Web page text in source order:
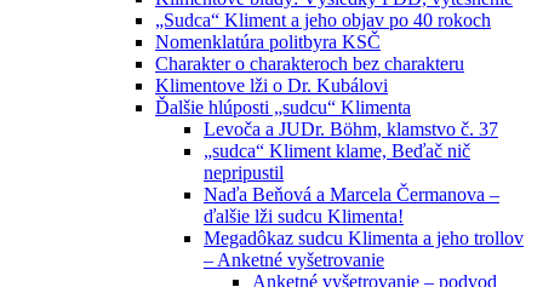
„Sudca“ Kliment a jeho objav po 40 rokoch
Nomenklatúra politbyra KSČ
Charakter o charakteroch bez charakteru
Klimentove lži o Dr. Kubálovi
Ďalšie hlúposti „sudcu“ Klimenta
Levoča a JUDr. Böhm, klamstvo č. 37
„sudca“ Kliment klame, Beďač nič
nepripustil
Naďa Beňová a Marcela Čermanova –
ďalšie lži sudcu Klimenta!
Megadôkaz sudcu Klimenta a jeho trollov
– Anketné vyšetrovanie
Anketné vyšetrovanie – podvod